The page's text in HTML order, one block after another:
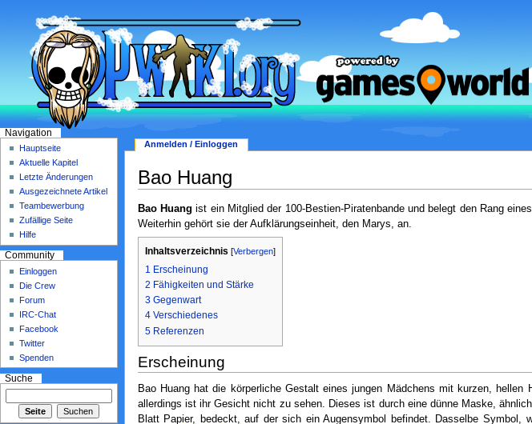
Bao Huang
Bao Huang ist ein Mitglied der 100-Bestien-Piratenbande und belegt den Rang
Weiterhin gehört sie der Aufklärungseinheit, den Marys, an.
Inhaltsverzeichnis [Verbergen]
1 Erscheinung
2 Fähigkeiten und Stärke
3 Gegenwart
4 Verschiedenes
5 Referenzen
Erscheinung
Bao Huang hat die körperliche Gestalt eines jungen Mädchens mit kurzen, hellen
allerdings ist ihr Gesicht nicht zu sehen. Dieses ist durch eine dünne Maske,
Blatt Papier, bedeckt, auf der sich ein Augensymbol befindet. Dasselbe Symbol,
Anmelden / Einloggen
Navigation
Hauptseite
Aktuelle Kapitel
Letzte Änderungen
Ausgezeichnete Artikel
Teambewerbung
Zufällige Seite
Hilfe
Community
Einloggen
Die Crew
Forum
IRC-Chat
Facebook
Twitter
Spenden
Suche